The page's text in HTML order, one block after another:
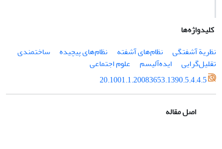
کلیدواژه‌ها
نظریة آشفتگی
نظام‌های آشفته نظام‌های پیچیده
ساختمندی
تقلیل‌گرایی
ایده‌آلیسم
علوم اجتماعی
20.1001.1.20083653.1390.5.4.4.5
اصل مقاله